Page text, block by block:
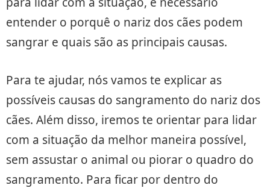
entender o porquê o nariz dos cães podem
sangrar e quais são as principais causas.
Para te ajudar, nós vamos te explicar as
possíveis causas do sangramento do nariz dos
cães. Além disso, iremos te orientar para lidar
com a situação da melhor maneira possível,
sem assustar o animal ou piorar o quadro do
sangramento. Para ficar por dentro do